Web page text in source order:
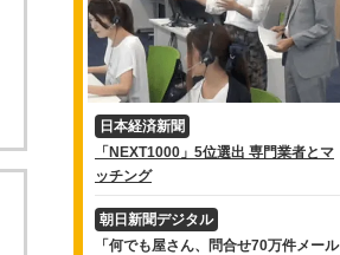
日本経済新聞
「NEXT1000」5位選出 専門業者とマ
ッチング
朝日新聞デジタル
「何でも屋さん、問合せ70万件メール